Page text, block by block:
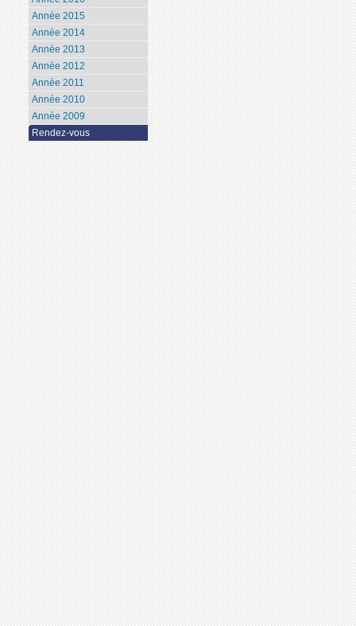
Année 2015
Année 2014
Année 2013
Année 2012
Année 2011
Année 2010
Année 2009
Rendez-vous